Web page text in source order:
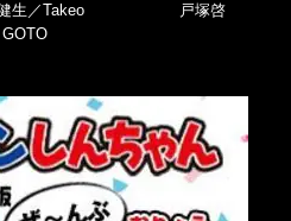
生／Takeo
GOTO
戸塚啓